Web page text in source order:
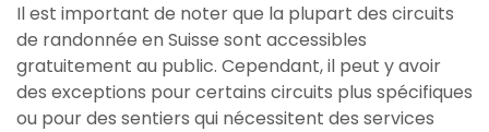
Il est important de noter que la plupart des circuits
de randonnée en Suisse sont accessibles
gratuitement au public. Cependant, il peut y avoir
des exceptions pour certains circuits plus spécifiques
ou pour des sentiers qui nécessitent des services